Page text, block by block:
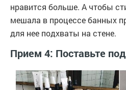
нравится больше. А чтобы
мешала в процессе банных
для нее подхваты на стене.
Прием 4: Поставьте